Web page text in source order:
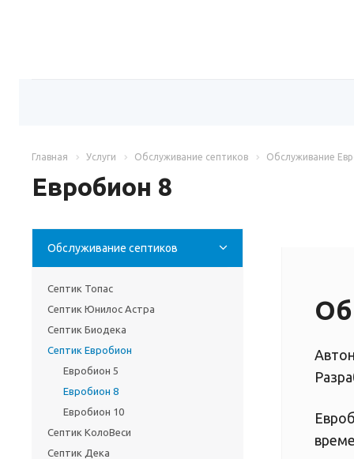
Главная Услуги Обслуживание септиков Обслуживание
Евробион 8
Обслуживание септиков
Септик Топас
Септик Юнилос Астра
Септик Биодека
Септик Евробион
Евробион 5
Евробион 8
Евробион 10
Септик КолоВеси
Септик Дека